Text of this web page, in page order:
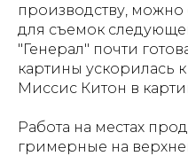
производству, можно
для съемок
"Генерал" почти
картины ускорилась
Миссис Китон в
Работа на местах
гримерные на